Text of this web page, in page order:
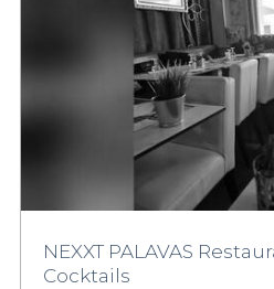
NEXXT PALAVAS
Cocktails